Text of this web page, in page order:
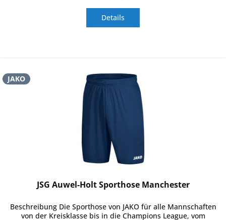
Details
JAKO
JSG Auwel-Holt Sporthose Manchester
Beschreibung Die Sporthose von JAKO für alle Mannschaften
von der Kreisklasse bis in die Champions League, vom